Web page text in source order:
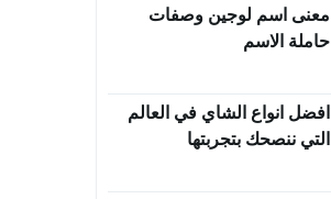
معنى اسم لوجين وصفات
حاملة الاسم
افضل انواع الشاي في العالم
التي ننصحك بتجربتها